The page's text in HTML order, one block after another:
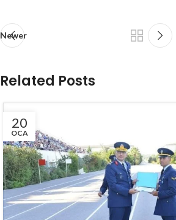
Newer
Related Posts
20
OCA